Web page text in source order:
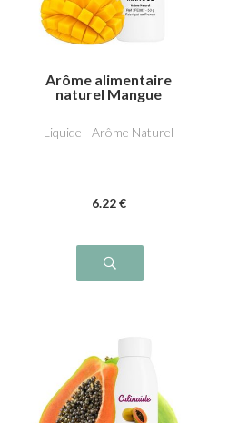
Arôme alimentaire
naturel Mangue
Liquide - Arôme Naturel
6.22 €